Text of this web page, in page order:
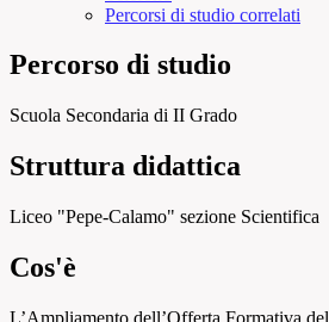
Percorsi di studio correlati
Percorso di studio
Scuola Secondaria di II Grado
Struttura didattica
Liceo "Pepe-Calamo" sezione Scientifica
Cos'è
L’Ampliamento dell’Offerta Formativa del